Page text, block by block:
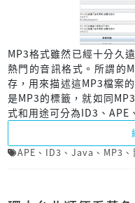
MP3格式雖然已經十分久
熱門的音訊格式。所謂的
存，用來描述這MP3檔案
是MP3的標籤，就如同
式和用途可分為ID3、APE
APE 、 ID3 、 Java 、 MP3 、